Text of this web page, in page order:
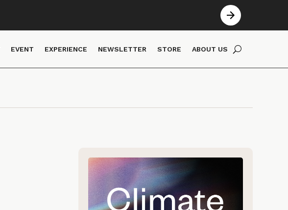
EVENT EXPERIENCE NEWSLETTER STORE ABOUT US